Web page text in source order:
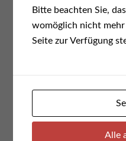
Veranstaltung 3
Lorem ipsum dolor sit
sadipscing elitr, sed
gubergren, no sea
ipsum dolor sit amet.
Bitte beachten Sie,
womöglich nicht
Seite zur Verfügung
Alle